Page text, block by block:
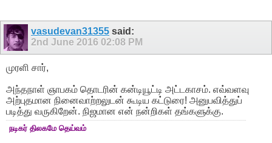
vasudevan31355 said:
2nd June 2016 02:08 PM
முரளி சார்,
அந்தநாள் ஞாபகம் தொடரின் கன்டியூட்டி அட்டகாசம். எவ்வளவு
அற்புதமான நினைவாற்றலுடன் கூடிய கட்டுரை! அனுபவித்துப்
படித்து வருகிறேன். நிஜமான என் நன்றிகள் தங்களுக்கு.
நடிகர் திலகமே தெய்வம்